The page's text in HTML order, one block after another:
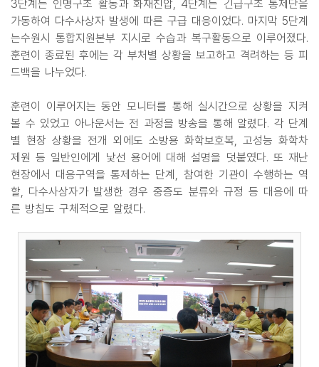
3단계는 인명구조 활동과 화재진압, 4단계는 긴급구조 통제단을
가동하여 다수사상자 발생에 따른 구급 대응이었다. 마지막 5단계
는수원시 통합지원본부 지시로 수습과 복구활동으로 이루어졌다.
훈련이 종료된 후에는 각 부처별 상황을 보고하고 격려하는 등 피
드백을 나누었다.
훈련이 이루어지는 동안 모니터를 통해 실시간으로 상황을 지켜
볼 수 있었고 아나운서는 전 과정을 방송을 통해 알렸다. 각 단계
별 현장 상황을 전개 외에도 소방용 화학보호복, 고성능 화학차
제원 등 일반인에게 낯선 용어에 대해 설명을 덧붙였다. 또 재난
현장에서 대응구역을 통제하는 단계, 참여한 기관이 수행하는 역
할, 다수사상자가 발생한 경우 중증도 분류와 규정 등 대응에 따
른 방침도 구체적으로 알렸다.